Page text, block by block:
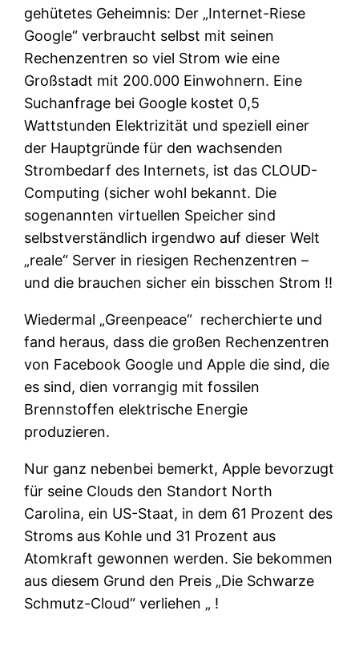
gehütetes Geheimnis: Der „Internet-Riese
Google“ verbraucht selbst mit seinen
Rechenzentren so viel Strom wie eine
Großstadt mit 200.000 Einwohnern. Eine
Suchanfrage bei Google kostet 0,5
Wattstunden Elektrizität und speziell einer
der Hauptgründe für den wachsenden
Strombedarf des Internets, ist das CLOUD-
Computing (sicher wohl bekannt. Die
sogenannten virtuellen Speicher sind
selbstverständlich irgendwo auf dieser Welt
„reale“ Server in riesigen Rechenzentren –
und die brauchen sicher ein bisschen Strom ‼
Wiedermal „Greenpeace“ recherchierte und
fand heraus, dass die großen Rechenzentren
von Facebook Google und Apple die sind, die
es sind, dien vorrangig mit fossilen
Brennstoffen elektrische Energie
produzieren.
Nur ganz nebenbei bemerkt, Apple bevorzugt
für seine Clouds den Standort North
Carolina, ein US-Staat, in dem 61 Prozent des
Stroms aus Kohle und 31 Prozent aus
Atomkraft gewonnen werden. Sie bekommen
aus diesem Grund den Preis „Die Schwarze
Schmutz-Cloud“ verliehen „ !